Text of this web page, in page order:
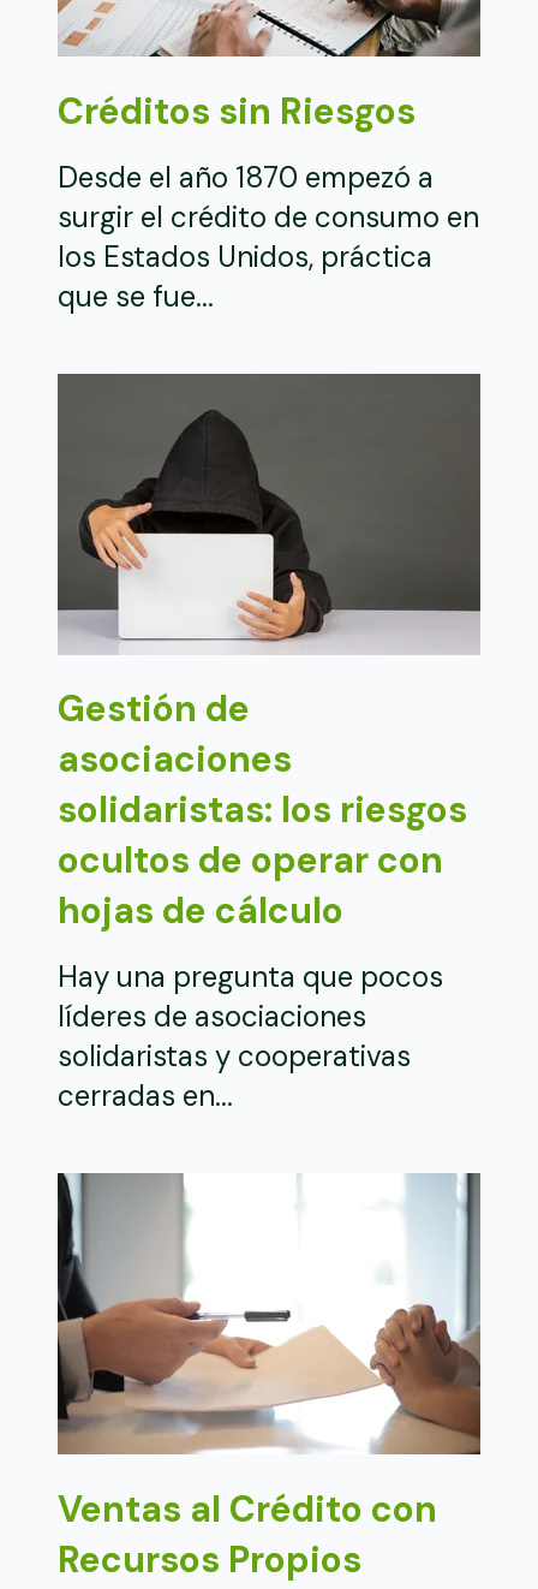
Créditos sin Riesgos
Desde el año 1870 empezó a
surgir el crédito de consumo en
los Estados Unidos, práctica
que se fue...
Gestión de
asociaciones
solidaristas: los riesgos
ocultos de operar con
hojas de cálculo
Hay una pregunta que pocos
líderes de asociaciones
solidaristas y cooperativas
cerradas en...
Ventas al Crédito con
Recursos Propios